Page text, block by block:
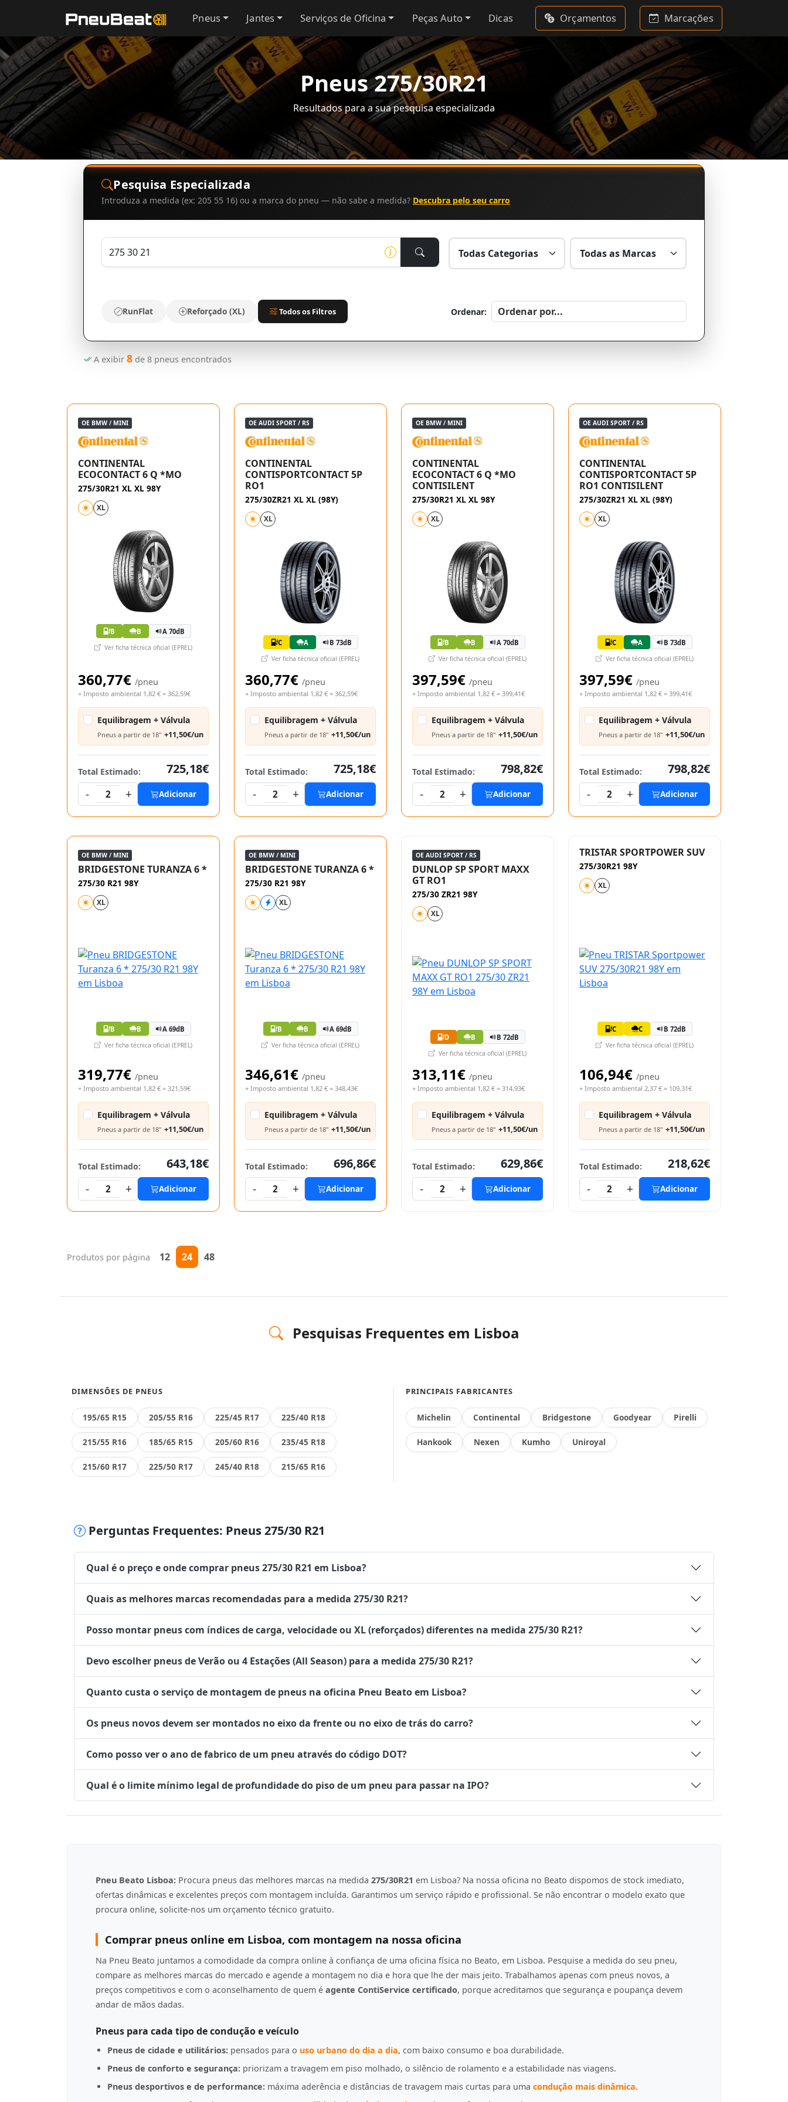
Pneus Jantes Serviços de Oficina Peças Auto Dicas Orçamentos Marcações
Pneus 275/30R21
Resultados para a sua pesquisa especializada
Pesquisa Especializada
Introduza a medida (ex: 205 55 16) ou a marca do pneu — não sabe a medida? Descubra pelo seu carro
RunFlat Reforçado (XL) Todos os Filtros Ordenar:
A exibir 8de 8pneus encontrados
OE BMW / MINI
CONTINENTAL
ECOCONTACT 6 Q *MO
275/30R21 XL XL 98Y
XL
B B A 70dB
Ver ficha técnica oficial (EPREL)
360,77€ /pneu
+ Imposto ambiental 1,82 € = 362,59€
Equilibragem + Válvula
Pneus a partir de 18" +11,50€/un
Total Estimado:
725,18€
-
2 + Adicionar
OE AUDI SPORT / RS
CONTINENTAL
CONTISPORTCONTACT 5P
RO1
275/30ZR21 XL XL (98Y)
XL
C A B 73dB
Ver ficha técnica oficial (EPREL)
360,77€ /pneu
+ Imposto ambiental 1,82 € = 362,59€
Equilibragem + Válvula
Pneus a partir de 18" +11,50€/un
Total Estimado:
725,18€
-
2 + Adicionar
OE BMW / MINI
CONTINENTAL
ECOCONTACT 6 Q *MO
CONTISILENT
275/30R21 XL XL 98Y
XL
B B A 70dB
Ver ficha técnica oficial (EPREL)
397,59€ /pneu
+ Imposto ambiental 1,82 € = 399,41€
Equilibragem + Válvula
Pneus a partir de 18" +11,50€/un
Total Estimado:
798,82€
-
2 + Adicionar
OE AUDI SPORT / RS
CONTINENTAL
CONTISPORTCONTACT 5P
RO1 CONTISILENT
275/30ZR21 XL XL (98Y)
XL
C A B 73dB
Ver ficha técnica oficial (EPREL)
397,59€ /pneu
+ Imposto ambiental 1,82 € = 399,41€
Equilibragem + Válvula
Pneus a partir de 18" +11,50€/un
Total Estimado:
798,82€
-
2 + Adicionar
OE BMW / MINI
BRIDGESTONE TURANZA 6 *
275/30 R21 98Y
XL
B B A 69dB
Ver ficha técnica oficial (EPREL)
319,77€ /pneu
+ Imposto ambiental 1,82 € = 321,59€
Equilibragem + Válvula
Pneus a partir de 18" +11,50€/un
Total Estimado:
643,18€
-
2 + Adicionar
OE BMW / MINI
BRIDGESTONE TURANZA 6 *
275/30 R21 98Y
XL
B B A 69dB
Ver ficha técnica oficial (EPREL)
346,61€ /pneu
+ Imposto ambiental 1,82 € = 348,43€
Equilibragem + Válvula
Pneus a partir de 18" +11,50€/un
Total Estimado:
696,86€
-
2 + Adicionar
OE AUDI SPORT / RS
DUNLOP SP SPORT MAXX
GT RO1
275/30 ZR21 98Y
XL
D B B 72dB
Ver ficha técnica oficial (EPREL)
313,11€ /pneu
+ Imposto ambiental 1,82 € = 314,93€
Equilibragem + Válvula
Pneus a partir de 18" +11,50€/un
Total Estimado:
629,86€
-
2 + Adicionar
TRISTAR SPORTPOWER SUV
275/30R21 98Y
XL
C C B 72dB
Ver ficha técnica oficial (EPREL)
106,94€ /pneu
+ Imposto ambiental 2,37 € = 109,31€
Equilibragem + Válvula
Pneus a partir de 18" +11,50€/un
Total Estimado:
218,62€
-
2 + Adicionar
Produtos por página 12 24 48
Pesquisas Frequentes em Lisboa
DIMENSÕES DE PNEUS
195/65 R15 205/55 R16 225/45 R17 225/40 R18
215/55 R16 185/65 R15 205/60 R16 235/45 R18
215/60 R17 225/50 R17 245/40 R18 215/65 R16
PRINCIPAIS FABRICANTES
Michelin Continental Bridgestone Goodyear Pirelli
Hankook Nexen Kumho Uniroyal
Perguntas Frequentes: Pneus 275/30 R21
Qual é o preço e onde comprar pneus 275/30 R21 em Lisboa?
Quais as melhores marcas recomendadas para a medida 275/30 R21?
Posso montar pneus com índices de carga, velocidade ou XL (reforçados) diferentes na medida 275/30 R21?
Devo escolher pneus de Verão ou 4 Estações (All Season) para a medida 275/30 R21?
Quanto custa o serviço de montagem de pneus na oficina Pneu Beato em Lisboa?
Os pneus novos devem ser montados no eixo da frente ou no eixo de trás do carro?
Como posso ver o ano de fabrico de um pneu através do código DOT?
Qual é o limite mínimo legal de profundidade do piso de um pneu para passar na IPO?
Pneu Beato Lisboa: Procura pneus das melhores marcas na medida 275/30R21 em Lisboa? Na nossa oficina no Beato dispomos de stock imediato,
ofertas dinâmicas e excelentes preços com montagem incluída. Garantimos um serviço rápido e profissional. Se não encontrar o modelo exato que
procura online, solicite-nos um orçamento técnico gratuito.
Comprar pneus online em Lisboa, com montagem na nossa oficina
Na Pneu Beato juntamos a comodidade da compra online à confiança de uma oficina física no Beato, em Lisboa. Pesquise a medida do seu pneu,
compare as melhores marcas do mercado e agende a montagem no dia e hora que lhe der mais jeito. Trabalhamos apenas com pneus novos, a
preços competitivos e com o aconselhamento de quem é agente ContiService certificado, porque acreditamos que segurança e poupança devem
andar de mãos dadas.
Pneus para cada tipo de condução e veículo
Pneus de cidade e utilitários: pensados para o uso urbano do dia a dia, com baixo consumo e boa durabilidade.
Pneus de conforto e segurança: priorizam a travagem em piso molhado, o silêncio de rolamento e a estabilidade nas viagens.
Pneus desportivos e de performance: máxima aderência e distâncias de travagem mais curtas para uma condução mais dinâmica.